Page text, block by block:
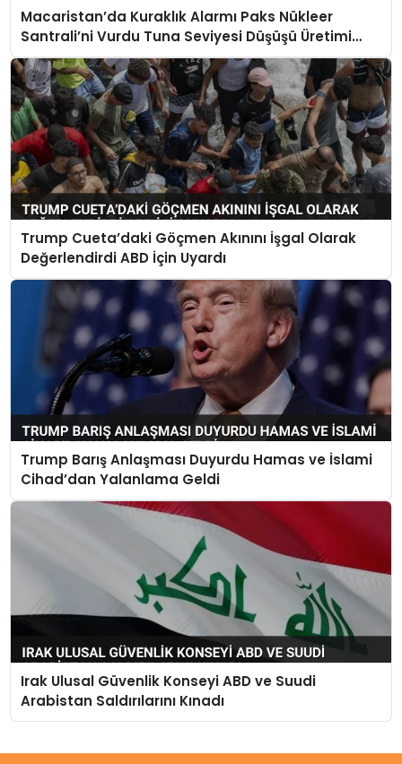
Macaristan’da Kuraklık Alarmı Paks Nükleer
Santrali’ni Vurdu Tuna Seviyesi Düşüşü Üretimi
Durdurdu
Trump Cueta’daki Göçmen Akınını İşgal Olarak
Değerlendirdi ABD İçin Uyardı
Trump Barış Anlaşması Duyurdu Hamas ve İslami
Cihad’dan Yalanlama Geldi
Irak Ulusal Güvenlik Konseyi ABD ve Suudi
Arabistan Saldırılarını Kınadı